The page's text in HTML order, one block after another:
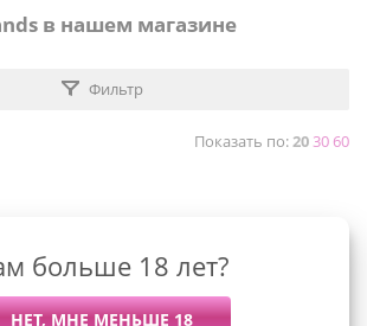
в нашем магазине
Фильтр
Показать по:203060
В данный момент нет активных
товаров
больше 18 лет?